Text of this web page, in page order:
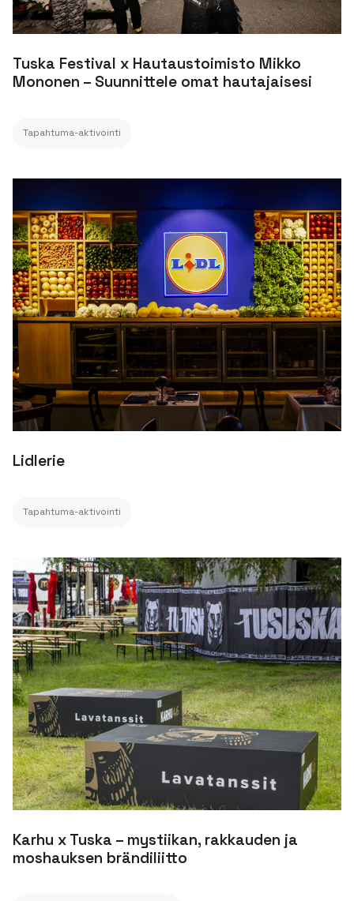
Tuska Festival x Hautaustoimisto Mikko
Mononen – Suunnittele omat hautajaisesi
Tapahtuma-aktivointi
Lidlerie
Tapahtuma-aktivointi
Karhu x Tuska – mystiikan, rakkauden ja
moshauksen brändiliitto